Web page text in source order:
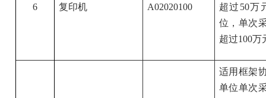
6 复印机 A02020100
超过50万
位，单次
超过100万
适用框架
单位单次